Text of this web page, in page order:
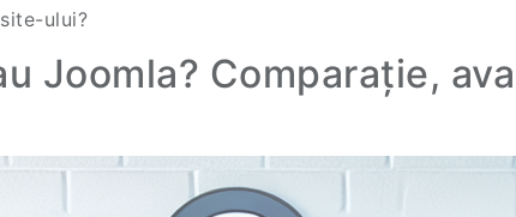
ului?
Joomla? Comparație,